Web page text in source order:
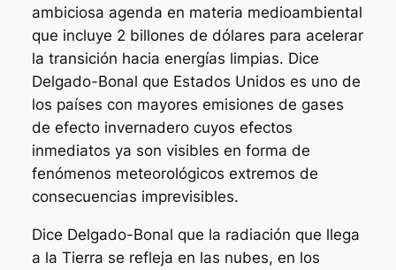
ambiciosa agenda en materia medioambiental
que incluye 2 billones de dólares para acelerar
la transición hacia energías limpias. Dice
Delgado-Bonal que Estados Unidos es uno de
los países con mayores emisiones de gases
de efecto invernadero cuyos efectos
inmediatos ya son visibles en forma de
fenómenos meteorológicos extremos de
consecuencias imprevisibles.
Dice Delgado-Bonal que la radiación que llega
a la Tierra se refleja en las nubes, en los